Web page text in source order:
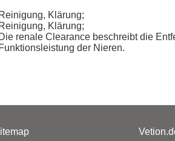
Reinigung, Klärung;
Reinigung, Klärung;
Die renale Clearance beschreibt die
Funktionsleistung der Nieren.